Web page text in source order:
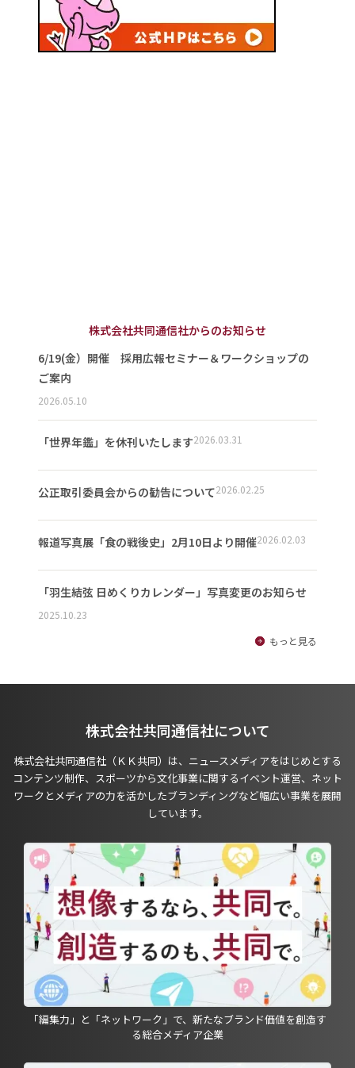
株式会社共同通信社からのお知らせ
6/19(金）開催 採用広報セミナー＆ワークショップの
ご案内
2026.05.10
「世界年鑑」を休刊いたします2026.03.31
公正取引委員会からの勧告について2026.02.25
報道写真展「食の戦後史」2月10日より開催2026.02.03
「羽生結弦 日めくりカレンダー」写真変更のお知らせ
2025.10.23
もっと見る
株式会社共同通信社について
株式会社共同通信社（ＫＫ共同）は、ニュースメディアをはじめとする
コンテンツ制作、スポーツから文化事業に関するイベント運営、ネット
ワークとメディアの力を活かしたブランディングなど幅広い事業を展開
しています。
「編集力」と「ネットワーク」で、新たなブランド価値を創造す
る総合メディア企業